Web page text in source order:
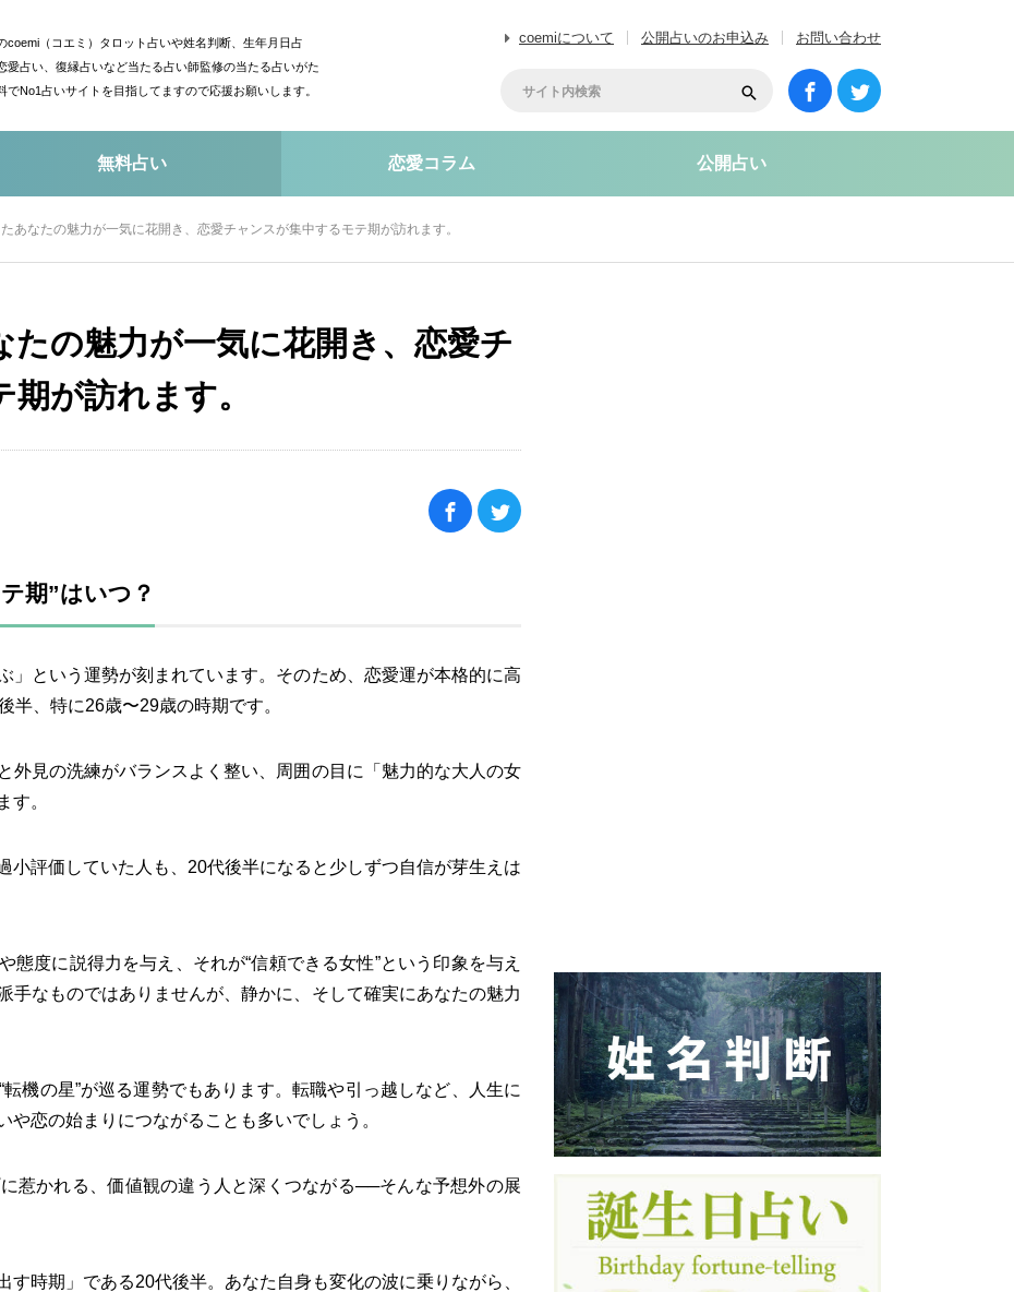
coemi（コエミ）タロット占いや姓名判断、生年月日占
愛占い、復縁占いなど当たる占い師監修の当たる占いがた
でNo1占いサイトを目指してますので応援お願いします。
coemiについて 公開占いのお申込み お問い合わせ
無料占い 恋愛コラム 公開占い
あなたの魅力が一気に花開き、恋愛チャンスが集中するモテ期が訪れます。
の魅力が一気に花開き、恋愛チ
が訪れます。
期”はいつ？
」という運勢が刻まれています。そのため、恋愛運が本格的に高
半、特に26歳〜29歳の時期です。
外見の洗練がバランスよく整い、周囲の目に「魅力的な大人の女
す。
小評価していた人も、20代後半になると少しずつ自信が芽生えは
態度に説得力を与え、それが“信頼できる女性”という印象を与え
手なものではありませんが、静かに、そして確実にあなたの魅力
機の星”が巡る運勢でもあります。転職や引っ越しなど、人生に
恋の始まりにつながることも多いでしょう。
惹かれる、価値観の違う人と深くつながる──そんな予想外の展
時期」である20代後半。あなた自身も変化の波に乗りながら、